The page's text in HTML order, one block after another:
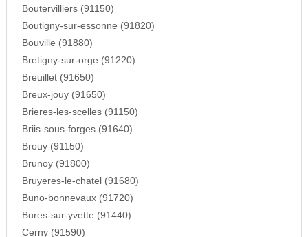
Boutervilliers (91150)
Boutigny-sur-essonne (91820)
Bouville (91880)
Bretigny-sur-orge (91220)
Breuillet (91650)
Breux-jouy (91650)
Brieres-les-scelles (91150)
Briis-sous-forges (91640)
Brouy (91150)
Brunoy (91800)
Bruyeres-le-chatel (91680)
Buno-bonnevaux (91720)
Bures-sur-yvette (91440)
Cerny (91590)